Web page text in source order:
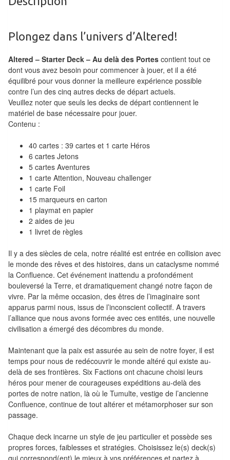
Pour
enfants
Pour
la
famille
Pour
les
Pour
les
experts
En
solitaire
2
Joueurs
Ambiance
Coopératif
Escape
Game
/
Enquête
Jeux
évolutifs
Plongez dans l’univers d’Altered!
Altered – Starter Deck – Au delà des Portes contient tout ce
dont vous avez besoin pour commencer à jouer, et il a été
équilibré pour vous donner la meilleure expérience possible
contre l’un des cinq autres decks de départ actuels.
Veuillez noter que seuls les decks de départ contiennent le
matériel de base nécessaire pour jouer.
Contenu :
40 cartes : 39 cartes et 1 carte Héros
6 cartes Jetons
5 cartes Aventures
1 carte Attention, Nouveau challenger
1 carte Foil
15 marqueurs en carton
1 playmat en papier
2 aides de jeu
1 livret de règles
Il y a des siècles de cela, notre réalité est entrée en collision avec
le monde des rêves et des histoires, dans un cataclysme nommé
la Confluence. Cet événement inattendu a profondément
bouleversé la Terre, et dramatiquement changé notre façon de
vivre. Par la même occasion, des êtres de l’imaginaire sont
apparus parmi nous, issus de l’inconscient collectif. A travers
l’alliance que nous avons formée avec ces entités, une nouvelle
civilisation a émergé des décombres du monde.
Maintenant que la paix est assurée au sein de notre foyer, il est
temps pour nous de redécouvrir le monde altéré qui existe au-
delà de ses frontières. Six Factions ont chacune choisi leurs
héros pour mener de courageuses expéditions au-delà des
portes de notre nation, là où le Tumulte, vestige de l’ancienne
Confluence, continue de tout altérer et métamorphoser sur son
passage.
Chaque deck incarne un style de jeu particulier et possède ses
propres forces, faiblesses et stratégies. Choisissez le(s) deck(s)